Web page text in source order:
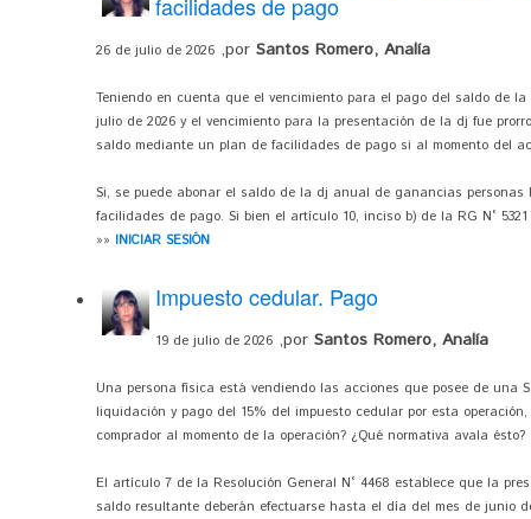
26 de julio de 2026 ,por Santos Romero, Analía
Teniendo en cuenta que el vencimiento para el pago del saldo de
julio de 2026 y el vencimiento para la presentación de la dj fue
saldo mediante un plan de facilidades de pago si al momento del
Si, se puede abonar el saldo de la dj anual de ganancias
facilidades de pago. Si bien el artículo 10, inciso b) de la RG N°
»» INICIAR SESIÓN
Impuesto cedular. Pago
19 de julio de 2026 ,por Santos Romero, Analía
Una persona física está vendiendo las acciones que posee de una
liquidación y pago del 15% del impuesto cedular por esta
comprador al momento de la operación? ¿Qué normativa avala ésto?
El artículo 7 de la Resolución General N° 4468 establece que la
saldo resultante deberán efectuarse hasta el día del mes de junio